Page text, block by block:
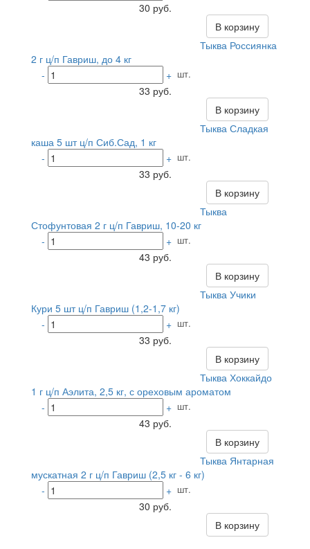
30 руб.
В корзину
Тыква Россиянка
2 г ц/п Гавриш, до 4 кг
-
+ шт.
33 руб.
В корзину
Тыква Сладкая
каша 5 шт ц/п Сиб.Сад, 1 кг
-
+ шт.
33 руб.
В корзину
Тыква
Стофунтовая 2 г ц/п Гавриш, 10-20 кг
-
+ шт.
43 руб.
В корзину
Тыква Учики
Кури 5 шт ц/п Гавриш (1,2-1,7 кг)
-
+ шт.
33 руб.
В корзину
Тыква Хоккайдо
1 г ц/п Аэлита, 2,5 кг, с ореховым ароматом
-
+ шт.
43 руб.
В корзину
Тыква Янтарная
мускатная 2 г ц/п Гавриш (2,5 кг - 6 кг)
-
+ шт.
30 руб.
В корзину